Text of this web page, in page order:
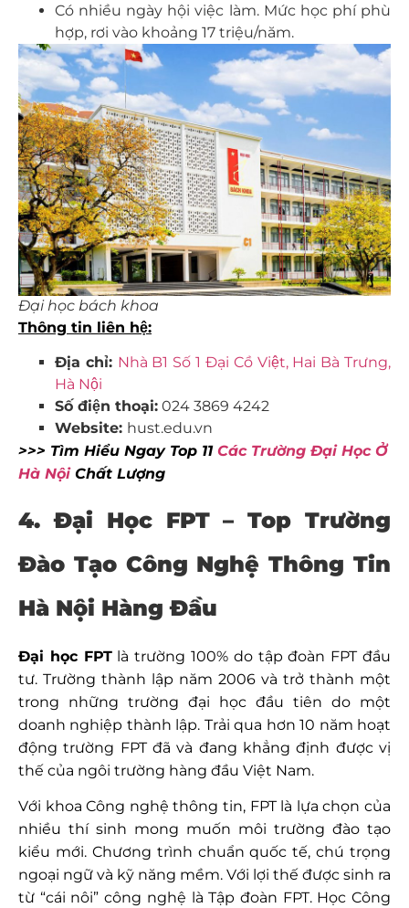
Có nhiều ngày hội việc làm. Mức học phí phù
hợp, rơi vào khoảng 17 triệu/năm.
Đại học bách khoa
Thông tin liên hệ:
Địa chỉ: Nhà B1 Số 1 Đại Cồ Việt, Hai Bà Trưng,
Hà Nội
Số điện thoại: 024 3869 4242
Website: hust.edu.vn
>>> Tìm Hiểu Ngay Top 11 Các Trường Đại Học Ở
Hà NộiChất Lượng
4. Đại Học FPT – Top Trường
Đào Tạo Công Nghệ Thông Tin
Hà Nội Hàng Đầu
Đại học FPTlà trường 100% do tập đoàn FPT đầu
tư. Trường thành lập năm 2006 và trở thành một
trong những trường đại học đầu tiên do một
doanh nghiệp thành lập. Trải qua hơn 10 năm hoạt
động trường FPT đã và đang khẳng định được vị
thế của ngôi trường hàng đầu Việt Nam.
Với khoa Công nghệ thông tin, FPT là lựa chọn của
nhiều thí sinh mong muốn môi trường đào tạo
kiểu mới. Chương trình chuẩn quốc tế, chú trọng
ngoại ngữ và kỹ năng mềm. Với lợi thế được sinh ra
từ “cái nôi” công nghệ là Tập đoàn FPT. Học Công